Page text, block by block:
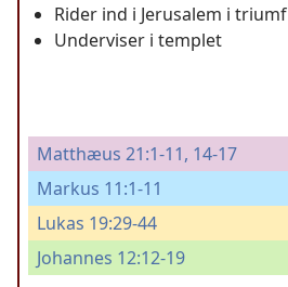
Rider ind i Jerusalem i triumf
Underviser i templet
Matthæus 21:1-11, 14-17
Markus 11:1-11
Lukas 19:29-44
Johannes 12:12-19